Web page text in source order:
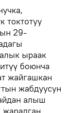
токтотуу
29-
ыраак
боюнча
жайгашкан
жабдуусун
алыш